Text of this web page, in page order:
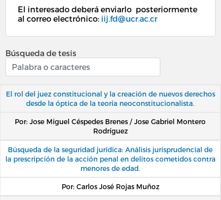
El interesado deberá enviarlo posteriormente
al correo electrónico: iij.fd@ucr.ac.cr
Búsqueda de tesis
El rol del juez constitucional y la creación de nuevos derechos
desde la óptica de la teoría neoconstitucionalista.
Por: Jose Miguel Céspedes Brenes / Jose Gabriel Montero
Rodríguez
Búsqueda de la seguridad jurídica: Análisis jurisprudencial de
la prescripción de la acción penal en delitos cometidos contra
menores de edad.
Por: Carlos José Rojas Muñoz